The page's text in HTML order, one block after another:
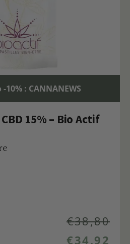
10% : CANNANEWS
15% – Bio Actif
€38,80
€34,92